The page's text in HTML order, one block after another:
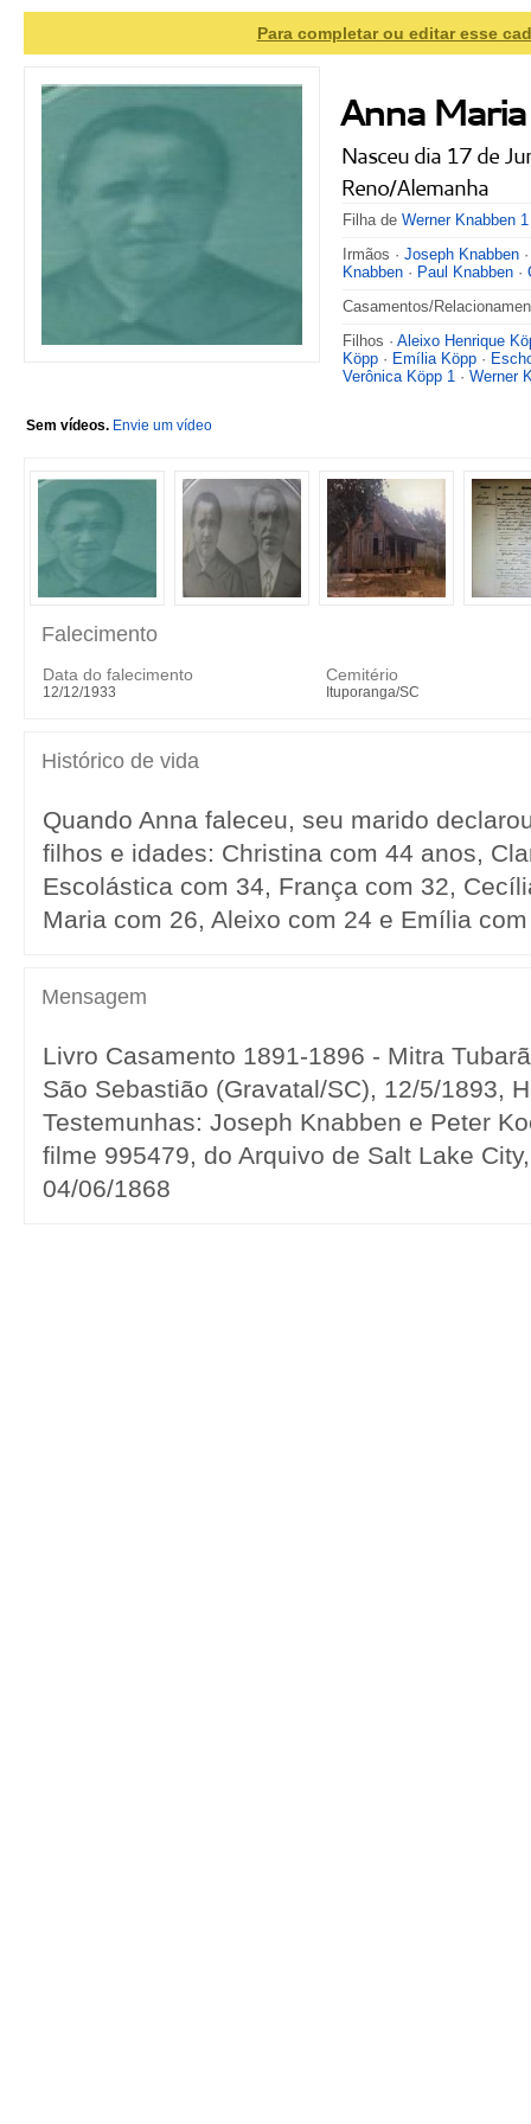
Para completar ou editar esse
Anna
Nasceu dia 17 de
Reno/Alemanha
Filha de Werner Knabben 1
Irmãos · Joseph Knabben
Knabben · Paul Knabben ·
Casamentos/
Filhos · Aleixo Henrique
Köpp · Emília Köpp ·
Verônica Köpp 1 · Werner
Sem vídeos. Envie um vídeo
Falecimento
Data do falecimento
12/12/1933
Cemitério
Ituporanga/SC
Histórico de vida
Quando Anna faleceu, seu marido
filhos e idades: Christina com 44 anos,
Escolástica com 34, França com 32,
Maria com 26, Aleixo com 24 e Emília
Mensagem
Livro Casamento 1891-1896 - Mitra
São Sebastião (Gravatal/SC), 12/5/1893,
Testemunhas: Joseph Knabben e Peter
filme 995479, do Arquivo de Salt Lake
04/06/1868